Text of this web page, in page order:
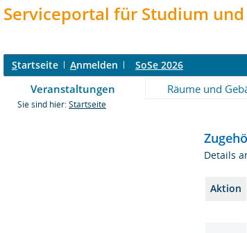
Serviceportal für Studium
Startseite Anmelden SoSe 2026
Veranstaltungen Räume und
Sie sind hier: Startseite
Details
Aktion